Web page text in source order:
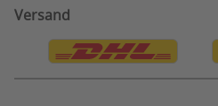
Privatsphäre Einstellungen
Bestellung
Versand